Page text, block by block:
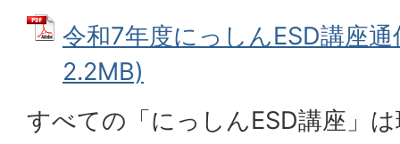
令和7年度にっしんESD講座
2.2MB)
すべての「にっしんESD講座」